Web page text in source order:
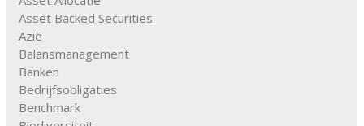
Asset Backed Securities
Azië
Balansmanagement
Banken
Bedrijfsobligaties
Benchmark